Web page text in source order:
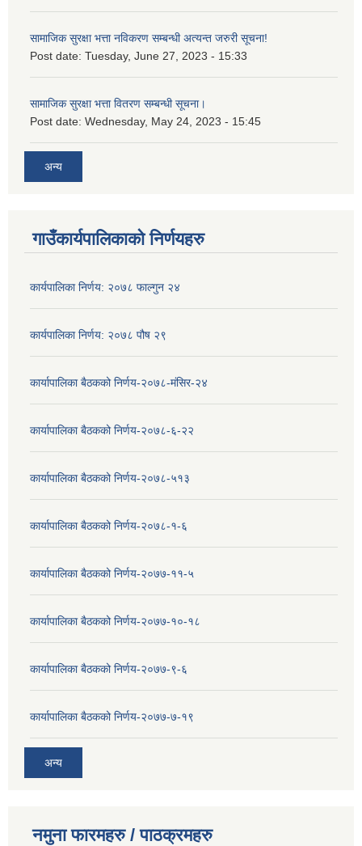
सामाजिक सुरक्षा भत्ता नविकरण सम्बन्धी अत्यन्त जरुरी सूचना!
Post date: Tuesday, June 27, 2023 - 15:33
सामाजिक सुरक्षा भत्ता वितरण सम्बन्धी सूचना।
Post date: Wednesday, May 24, 2023 - 15:45
अन्य
गाउँकार्यपालिकाको निर्णयहरु
कार्यपालिका निर्णय: २०७८ फाल्गुन २४
कार्यपालिका निर्णय: २०७८ पौष २९
कार्यापालिका बैठकको निर्णय-२०७८-मंसिर-२४
कार्यापालिका बैठकको निर्णय-२०७८-६-२२
कार्यापालिका बैठकको निर्णय-२०७८-५१३
कार्यापालिका बैठकको निर्णय-२०७८-१-६
कार्यापालिका बैठकको निर्णय-२०७७-११-५
कार्यापालिका बैठकको निर्णय-२०७७-१०-१८
कार्यापालिका बैठकको निर्णय-२०७७-९-६
कार्यापालिका बैठकको निर्णय-२०७७-७-१९
अन्य
नमुना फारमहरु / पाठक्रमहरु